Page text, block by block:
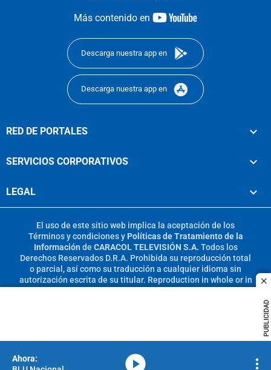
PUBLICIDAD
Más contenido en
youtube-
Descarga nuestra app en
Descarga nuestra app en
RED DE PORTALES
SERVICIOS CORPORATIVOS
LEGAL
El uso de este sitio web implica la aceptación de los
Términos y condicionesy Políticas de Tratamiento de la
Información de CARACOL TELEVISIÓN S.A. Todos los
Derechos Reservados D.R.A. Prohibida su reproducción total
o parcial, así como su traducción a cualquier idioma sin
autorización escrita de su titular. Reproduction in whole or in